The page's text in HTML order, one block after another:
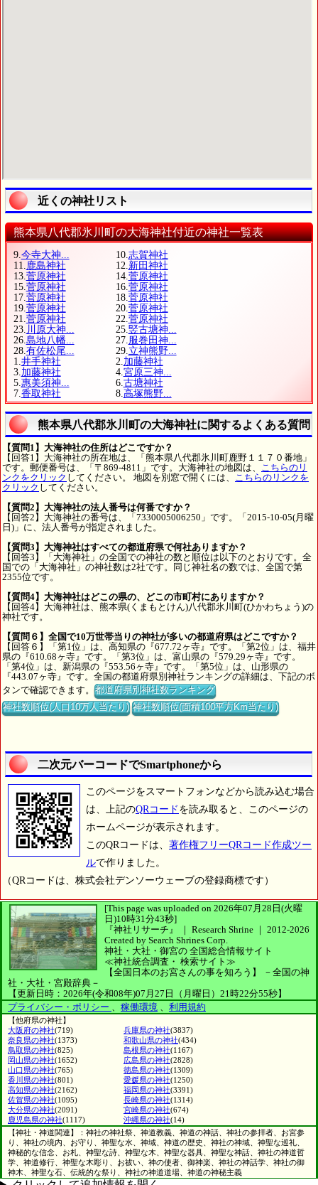
近くの神社リスト
熊本県八代郡氷川町の大海神社付近の神社一覧表
9. 今寺大神... 10. 志賀神社
11. 鹿島神社 12. 新田神社
13. 菅原神社 14. 菅原神社
15. 菅原神社 16. 菅原神社
17. 菅原神社 18. 菅原神社
19. 菅原神社 20. 菅原神社
21. 菅原神社 22. 菅原神社
23. 川原大神... 25. 竪古塘神...
26. 島地八幡... 27. 服巻田神...
28. 有佐松尾... 29. 立神熊野...
1. 井手神社 2. 加藤神社
3. 加藤神社 4. 宮原三神...
5. 惠美須神... 6. 古塘神社
7. 香取神社 8. 高塚熊野...
熊本県八代郡氷川町の大海神社に関するよくある質問
【質問1】大海神社の住所はどこですか？
【回答1】大海神社の所在地は、「熊本県八代郡氷川町鹿野１１７０番地」
です。郵便番号は、「〒869-4811」です。大海神社の地図は、
こちらのリ
ンクをクリック してください。 地図を別窓で開くには、
こちらのリンクを
クリック してください。
【質問2】大海神社の法人番号は何番ですか？
【回答2】大海神社の番号は、「7330005006250」です。「2015-10-05(月曜
日)」に、法人番号が指定されました。
【質問3】大海神社はすべての都道府県で何社ありますか？
【回答3】「大海神社」の全国での神社の数と順位は以下のとおりです。全
国での「大海神社」の神社数は2社です。同じ神社名の数では、全国で第
2355位です。
【質問4】大海神社はどこの県の、どこの市町村にありますか？
【回答4】大海神社は、熊本県(くまもとけん)八代郡氷川町(ひかわちょう)の
神社です。
【質問６】全国で10万世帯当りの神社が多いの都道府県はどこですか？
【回答６】「第1位」は、高知県の『677.72ヶ寺』です。「第2位」は、福井
県の『610.68ヶ寺』です。「第3位」は、富山県の『579.29ヶ寺』です。
「第4位」は、新潟県の『553.56ヶ寺』です。「第5位」は、山形県の
『443.07ヶ寺』です。全国の都道府県別神社ランキングの詳細は、下記のボ
タンで確認できます。都道府県別神社数ランキング
神社数順位(人口10万人当たり) 神社数順位(面積100平方Km当たり)
二次元バーコードでSmartphoneから
このページをスマートフォンなどから読み込む場合
は、上記のQRコード を読み取ると、このページの
ホームページが表示されます。
このQRコードは、 著作権フリーQRコード作成ツー
ルで作りました。
（QRコードは、株式会社デンソーウェーブの登録商標です）
[This page was uploaded on 2026年07月28日(火曜
日)10時31分43秒]
『神社リサーチ』 ｜ Research Shrine ｜ 2012-2026
Created by Search Shrines Corp.
神社・大社・御宮の 全国総合情報サイト
≪神社統合調査・ 検索サイト≫
【全国日本のお宮さんの事を知ろう】
－全国の神
社・大社・宮殿辞典－
【更新日時：2026年(令和08年)07月27日（月曜日）21時22分55秒】
プライバシー・ポリシー
稼働環境 利用規約
【他府県の神社】
大阪府の神社(719) 兵庫県の神社(3837)
奈良県の神社(1373) 和歌山県の神社(434)
鳥取県の神社(825) 島根県の神社(1167)
岡山県の神社(1652) 広島県の神社(2828)
山口県の神社(765) 徳島県の神社(1309)
香川県の神社(801) 愛媛県の神社(1250)
高知県の神社(2162) 福岡県の神社(3391)
佐賀県の神社(1095) 長崎県の神社(1314)
大分県の神社(2091) 宮崎県の神社(674)
鹿児島県の神社(1117) 沖縄県の神社(14)
【神社・神道関連】：神社の神社祭、神道教義、神道の神話、神社の参拝者、お宮参
り、神社の境内、お守り、神聖な水、神域、神道の歴史、神社の神域、神聖な巡礼、
神秘的な信念、お札、神聖な詩、神聖な木、神聖な器具、神聖な神話、神社の神道哲
学、神道修行、神聖な木彫り、お祓い、神の使者、御神楽、神社の神話学、神社の御
神木、神聖な石、伝統的な祭り、神社の神道道場、神道の神秘主義